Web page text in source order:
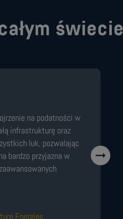
świecie
na podatności w
infrastrukturę oraz
luk, pozwalając
bardzo przyjazna w